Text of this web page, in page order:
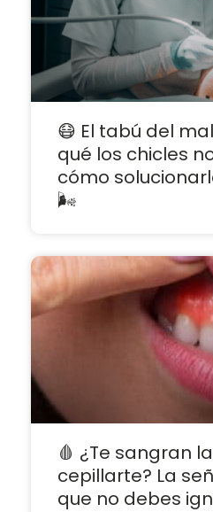
😷 El tabú del
qué los chicles
cómo
🌬️
🩸 ¿Te sangran
cepillarte? La
que no debes